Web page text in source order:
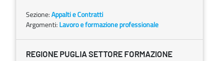
Sezione:Appalti e Contratti
Argomenti: Lavoro e formazione professionale
REGIONE PUGLIA SETTORE FORMAZIONE